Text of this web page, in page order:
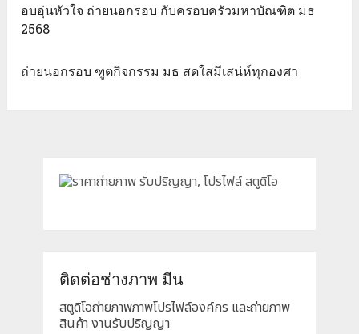
อบอุ่นหัวใจ ถ่ายนอกรอบ กับครอบครัวมหาบัณฑิต มธ
2568
ถ่ายนอกรอบ ฑูตกิจกรรม มธ สดใสมีเสน่ห์ทุกองศา
ติดต่อช่างภาพ มีน
สตูดิโอถ่ายภาพภาพโปรไฟล์องค์กร และถ่ายภาพ
สินค้า งานรับปริญญา